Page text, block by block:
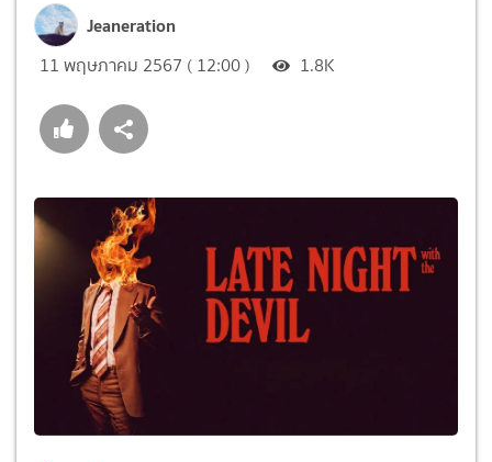
Jeaneration
11 พฤษภาคม 2567 ( 12:00 ) 1.8K